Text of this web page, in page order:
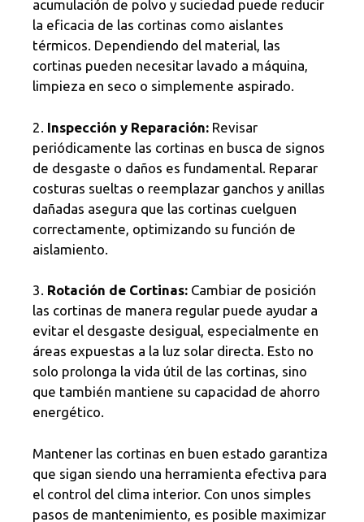
acumulación de polvo y suciedad puede reducir
la eficacia de las cortinas como aislantes
térmicos. Dependiendo del material, las
cortinas pueden necesitar lavado a máquina,
limpieza en seco o simplemente aspirado.
2. Inspección y Reparación: Revisar
periódicamente las cortinas en busca de signos
de desgaste o daños es fundamental. Reparar
costuras sueltas o reemplazar ganchos y anillas
dañadas asegura que las cortinas cuelguen
correctamente, optimizando su función de
aislamiento.
3. Rotación de Cortinas: Cambiar de posición
las cortinas de manera regular puede ayudar a
evitar el desgaste desigual, especialmente en
áreas expuestas a la luz solar directa. Esto no
solo prolonga la vida útil de las cortinas, sino
que también mantiene su capacidad de ahorro
energético.
Mantener las cortinas en buen estado garantiza
que sigan siendo una herramienta efectiva para
el control del clima interior. Con unos simples
pasos de mantenimiento, es posible maximizar